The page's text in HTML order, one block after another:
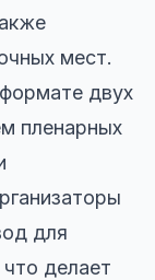
мест.
двух
пленарных
для
делает